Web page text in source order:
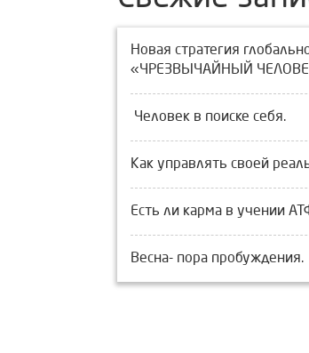
Новая стратегия
«ЧРЕЗВЫЧАЙНЫЙ
Человек в поиске себя.
Как управлять своей
Есть ли карма в учении
Весна- пора пробуждения.